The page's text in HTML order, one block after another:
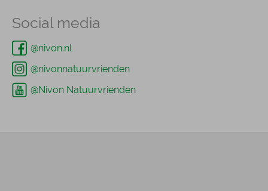
Social media
@nivon.nl
@nivonnatuurvrienden
@Nivon Natuurvrienden